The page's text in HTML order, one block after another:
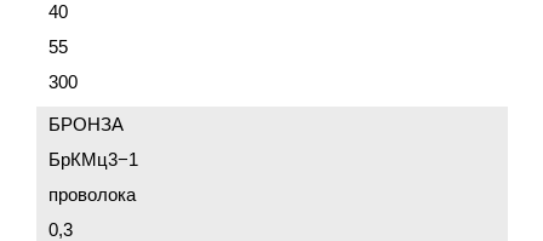
40
55
300
БРОНЗА
БрКМц3−1
проволока
0,3